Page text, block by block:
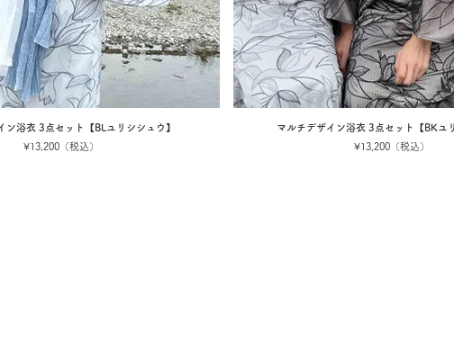
ン浴衣 3点セット【BLユリシシュウ】
¥13,200（税込）
マルチデザイン浴衣 3点セット【BKユ
¥13,200（税込）